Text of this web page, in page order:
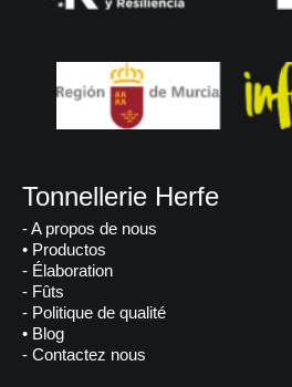
Tonnellerie Herfe
- A propos de nous
• Productos
- Élaboration
- Fûts
- Politique de qualité
• Blog
- Contactez nous